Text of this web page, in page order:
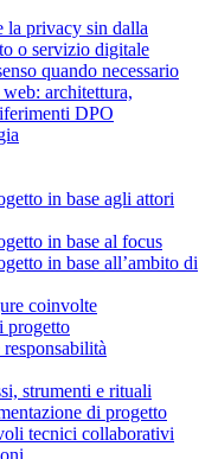
la privacy sin dalla
o servizio digitale
quando necessario
architettura,
DPO
in base agli attori
in base al focus
in base all’ambito di
coinvolte
progetto
strumenti e rituali
di progetto
tecnici collaborativi